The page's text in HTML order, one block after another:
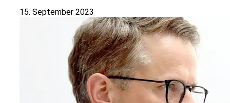
15. September 2023